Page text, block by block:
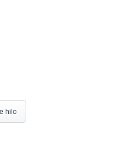
hilo